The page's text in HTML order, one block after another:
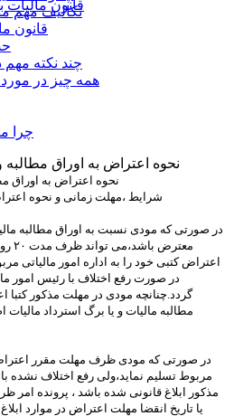
قانون
تکالیف مهم
قانون
چند نکته مهم
همه چیز در مورد
چرا
نحوه اعتراض به اوراق
نحوه اعتراض به اوراق
شرایط ،مهلت زمانی و نحوه
در صورتی که مودی نسبت به اوراق مطالبه
اعتراض کتبی خود را به اداره امور مالیاتی
در صورت رفع اختلاف با رئیس امور
گردد.چنانچه مودی در مهلت مذکور کتبا
مطالبه مالیات و یا برگ استرداد
در صورتی که مودی ظرف مهلت مقرر اعتراض
مربوط تسلیم نماید،ولی رفع اختلاف نشده
یا تاریخ انقضا مهلت اعتراض در موارد